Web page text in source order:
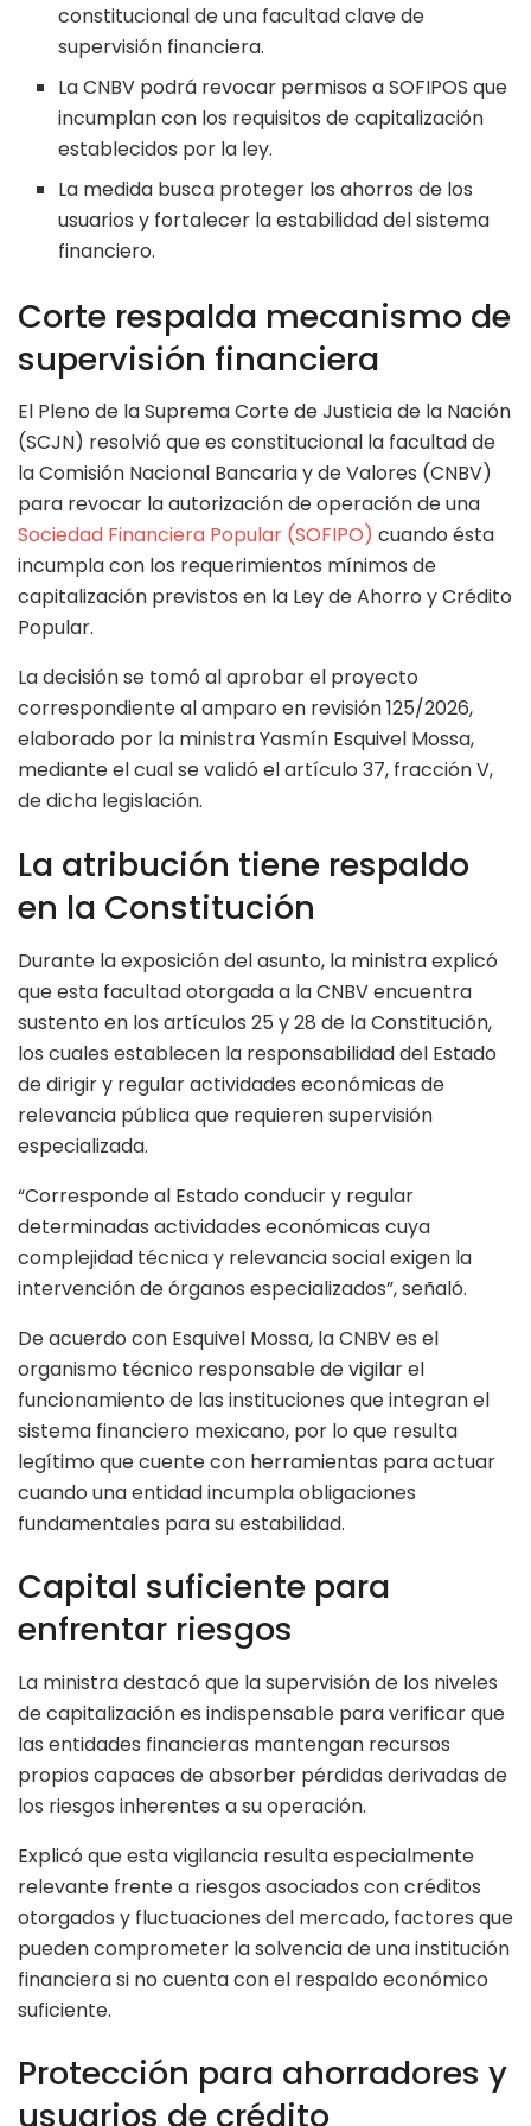
constitucional de una facultad clave de
supervisión financiera.
La CNBV podrá revocar permisos a SOFIPOS que
incumplan con los requisitos de capitalización
establecidos por la ley.
La medida busca proteger los ahorros de los
usuarios y fortalecer la estabilidad del sistema
financiero.
Corte respalda mecanismo de
supervisión financiera
El Pleno de la Suprema Corte de Justicia de la Nación
(SCJN) resolvió que es constitucional la facultad de
la Comisión Nacional Bancaria y de Valores (CNBV)
para revocar la autorización de operación de una
Sociedad Financiera Popular (SOFIPO) cuando ésta
incumpla con los requerimientos mínimos de
capitalización previstos en la Ley de Ahorro y Crédito
Popular.
La decisión se tomó al aprobar el proyecto
correspondiente al amparo en revisión 125/2026,
elaborado por la ministra Yasmín Esquivel Mossa,
mediante el cual se validó el artículo 37, fracción V,
de dicha legislación.
La atribución tiene respaldo
en la Constitución
Durante la exposición del asunto, la ministra explicó
que esta facultad otorgada a la CNBV encuentra
sustento en los artículos 25 y 28 de la Constitución,
los cuales establecen la responsabilidad del Estado
de dirigir y regular actividades económicas de
relevancia pública que requieren supervisión
especializada.
“Corresponde al Estado conducir y regular
determinadas actividades económicas cuya
complejidad técnica y relevancia social exigen la
intervención de órganos especializados”, señaló.
De acuerdo con Esquivel Mossa, la CNBV es el
organismo técnico responsable de vigilar el
funcionamiento de las instituciones que integran el
sistema financiero mexicano, por lo que resulta
legítimo que cuente con herramientas para actuar
cuando una entidad incumpla obligaciones
fundamentales para su estabilidad.
Capital suficiente para
enfrentar riesgos
La ministra destacó que la supervisión de los niveles
de capitalización es indispensable para verificar que
las entidades financieras mantengan recursos
propios capaces de absorber pérdidas derivadas de
los riesgos inherentes a su operación.
Explicó que esta vigilancia resulta especialmente
relevante frente a riesgos asociados con créditos
otorgados y fluctuaciones del mercado, factores que
pueden comprometer la solvencia de una institución
financiera si no cuenta con el respaldo económico
suficiente.
Protección para ahorradores y
usuarios de crédito